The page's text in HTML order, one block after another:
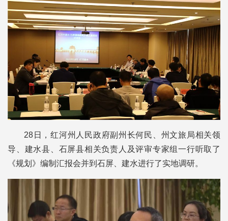
28日，红河州人民政府副州长何民、州文旅局相关领
导、建水县、石屏县相关负责人及评审专家组一行听取了
《规划》编制汇报会并到石屏、建水进行了实地调研。